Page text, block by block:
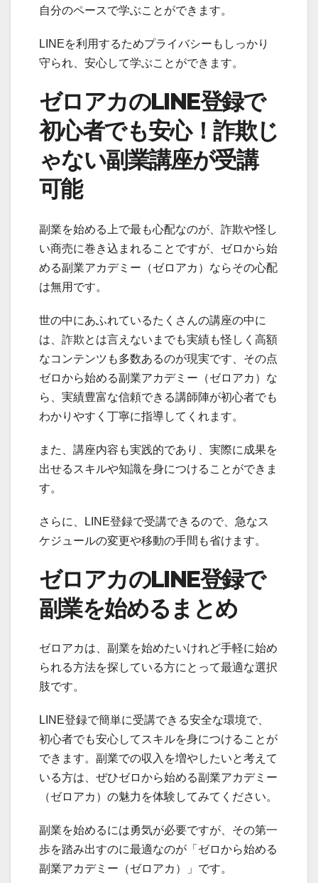
自分のペースで学ぶことができます。
LINEを利用するためプライバシーもしっかり
守られ、安心して学ぶことができます。
ゼロアカのLINE登録で
初心者でも安心！詐欺じ
ゃない副業講座が受講
可能
副業を始める上で最も心配なのが、詐欺や怪し
い商売に巻き込まれることですが、ゼロから始
める副業アカデミー（ゼロアカ）ならその心配
は無用です。
世の中にあふれているたくさんの講座の中に
は、詐欺とは言えないまでも実績も怪しく高額
なコンテンツも多数あるのが現実です、その点
ゼロから始める副業アカデミー（ゼロアカ）な
ら、実績豊富な信頼できる講師陣が初心者でも
わかりやすく丁寧に指導してくれます。
また、講座内容も実践的であり、実際に成果を
出せるスキルや知識を身につけることができま
す。
さらに、LINE登録で受講できるので、急なス
ケジュールの変更や移動の手間も省けます。
ゼロアカのLINE登録で
副業を始めるまとめ
ゼロアカは、副業を始めたいけれど手軽に始め
られる方法を探している方にとって最適な選択
肢です。
LINE登録で簡単に受講できる安全な環境で、
初心者でも安心してスキルを身につけることが
できます。副業での収入を増やしたいと考えて
いる方は、ぜひゼロから始める副業アカデミー
（ゼロアカ）の魅力を体験してみてください。
副業を始めるには勇気が必要ですが、その第一
歩を踏み出すのに最適なのが「ゼロから始める
副業アカデミー（ゼロアカ）」です。